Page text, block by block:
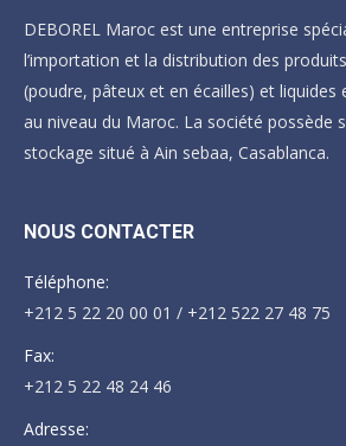
DEBOREL Maroc est une entreprise
l’importation et la distribution des
(poudre, pâteux et en écailles) et liquides
au niveau du Maroc. La société possède
stockage situé à Ain sebaa, Casablanca.
NOUS CONTACTER
Téléphone:
+212 5 22 20 00 01 / +212 522 27 48 75
Fax:
+212 5 22 48 24 46
Adresse: